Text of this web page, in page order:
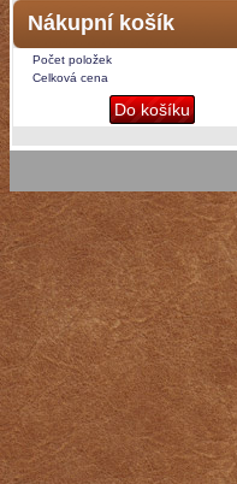
Nákupní košík
Počet položek
Celková cena
Do košíku